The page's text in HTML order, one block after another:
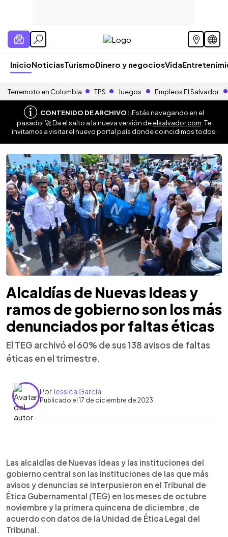
InicioNoticiasTurismoDinero y negociosVida
Terremoto en Colombia TPS Juegos Empleos El Salvador
CONTENIDO DE ARCHIVO:¡Estás navegando en el
pasado! 🚀 Da el salto a la nueva versión deelsalvador.com . Te
invitamos a visitar el nuevo portal país donde coincidimos todos.
Alcaldías de Nuevas Ideas y
ramos de gobierno son los más
denunciados por faltas éticas
El TEG archivó el 60% de sus 138 avisos de faltas
éticas en el trimestre.
Por Jessica García
Publicado el 17 de diciembre de 2023
► Escuchar artículo
Las alcaldías de Nuevas Ideas y las instituciones del
gobierno central son las instituciones de las que más
avisos y denuncias se interpusieron en el Tribunal de
Ética Gubernamental (TEG) en los meses de octubre
noviembre y la primera quincena de diciembre, de
acuerdo con datos de la Unidad de Ética Legal del
Tribunal.